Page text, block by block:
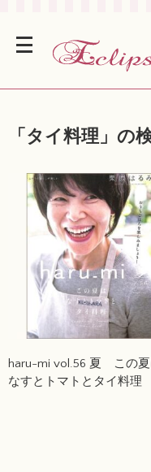
「 タイ料理」の
haru-mi vol.56 夏 この夏
なすとトマトとタイ料理